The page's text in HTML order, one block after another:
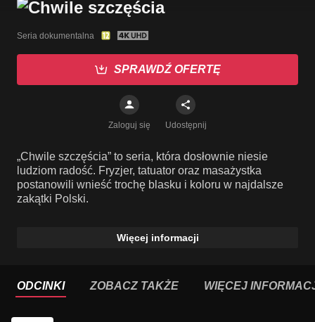
Seria dokumentalna
SPRAWDŹ OFERTĘ
Zaloguj się Udostępnij
„Chwile szczęścia” to seria, która dosłownie niesie
ludziom radość. Fryzjer, tatuator oraz masażystka
postanowili wnieść trochę blasku i koloru w najdalsze
zakątki Polski.
Więcej informacji
ODCINKI ZOBACZ TAKŻE WIĘCEJ